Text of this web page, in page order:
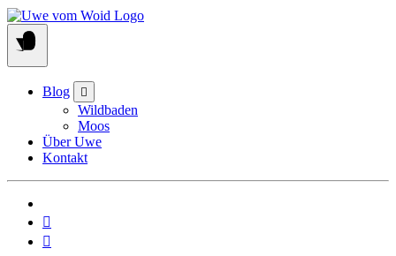
Skip
to
content
Blog
Wildbaden
Moos
Über Uwe
Kontakt